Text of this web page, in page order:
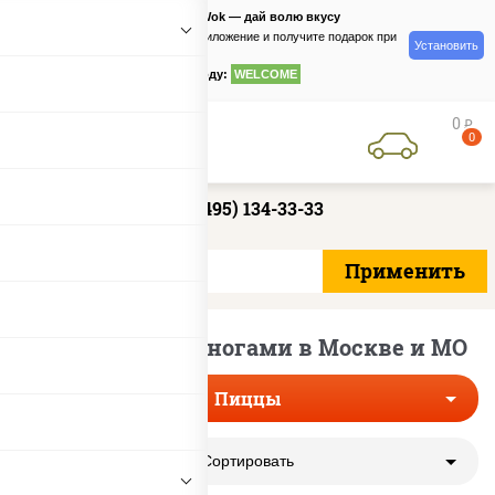
PizzaSushiWok — дай волю вкусу
Скачайте приложение и получите подарок при
по промокоду: WELCOME
Установить
0 руб
0
+7 (495) 134-33-33
Пиццы с осьминогами в Москве и МО
Пиццы
Сортировать